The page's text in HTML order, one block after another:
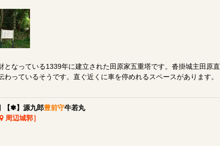
となっている1339年に建立された田原家五重塔です。沓掛城主田原直
わっているそうです。直ぐ近くに車を停めれるスペースがあります。
【✾】源九郎豊前守牛若丸
周辺城郭］